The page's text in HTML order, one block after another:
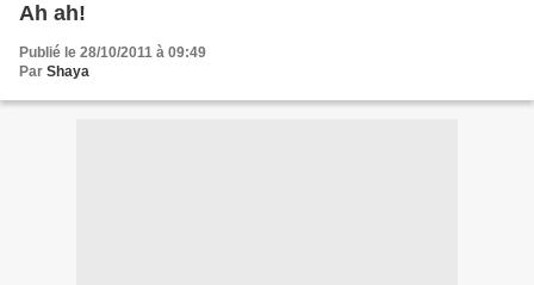
Ah ah!
Publié le 28/10/2011 à 09:49
Par Shaya